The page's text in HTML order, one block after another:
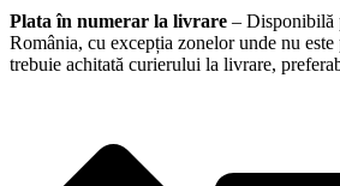
Plata în numerar la livrare – Disponibilă
România, cu excepția zonelor unde nu
trebuie achitată curierului la livrare,